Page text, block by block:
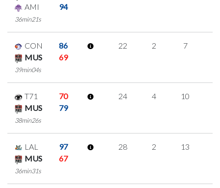
AMI
94
36min21s
CON
86
MUS
69
39min04s
22 2 7
T71
70
MUS
79
38min26s
24 4 10
LAL
97
MUS
67
36min31s
28 2 13